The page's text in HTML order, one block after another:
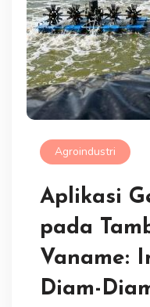
Agroindustri
Aplikasi
pada
Vaname:
Diam-